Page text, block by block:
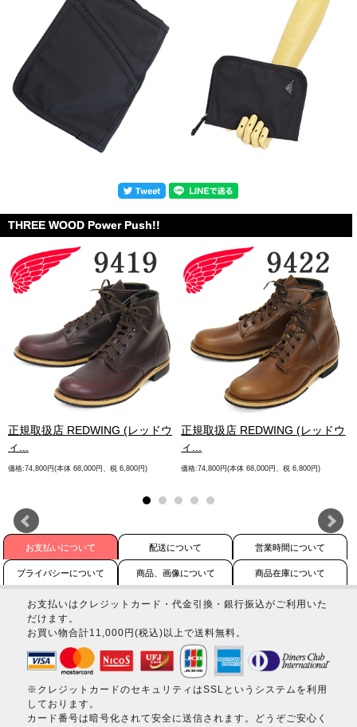
THREE WOOD Power Push!!
正規取扱店 REDWING (レッドウ
ィ...
価格:74,800円(本体 68,000円、税 6,800円)
正規取扱店 REDWING (レッドウ
ィ...
価格:74,800円(本体 68,000円、税 6,800円)
お支払いについて 配送について 営業時間について
プライバシーについて 商品、画像について 商品在庫について
お支払いはクレジットカード・代金引換・銀行振込がご利用いた
だけます。
お買い物合計11,000円(税込)以上で送料無料。
※クレジットカードのセキュリティはSSLというシステムを利用
しております。
カード番号は暗号化されて安全に送信されます。どうぞご安心く